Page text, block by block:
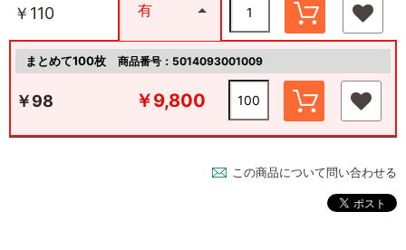
￥110 有
まとめて100枚 商品番号：5014093001009
￥98 ￥9,800
この商品について問い合わせる